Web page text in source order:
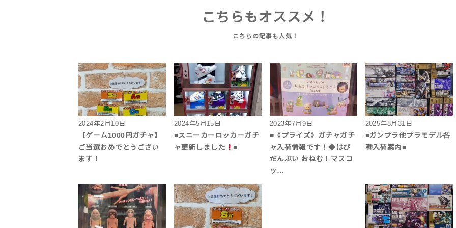
こちらもオススメ！
2024年2月10日
【ゲーム1000円ガチャ】
ご当選おめでとうござい
ます！
2024年5月15日
■スニーカーロッカーガチ
ャ更新しました
■
2023年7月9日
■《プライズ》ガチャガチ
ャ入荷情報です！◆はぴ
だんぶい おねむ！マスコ
ッ…
2025年8月31日
■ガンプラ他プラモデル各
種入荷案内■